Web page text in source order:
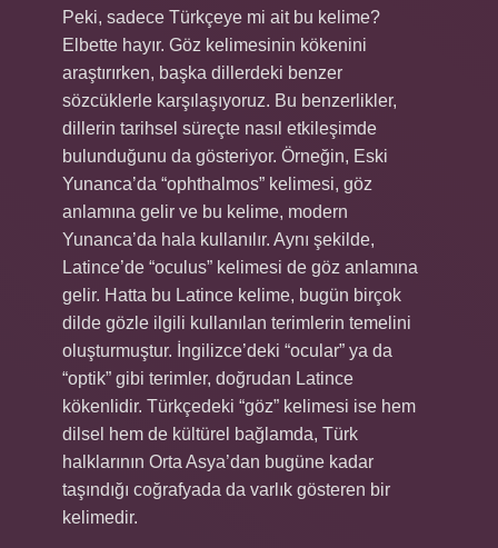
Peki, sadece Türkçeye mi ait bu kelime?
Elbette hayır. Göz kelimesinin kökenini
araştırırken, başka dillerdeki benzer
sözcüklerle karşılaşıyoruz. Bu benzerlikler,
dillerin tarihsel süreçte nasıl etkileşimde
bulunduğunu da gösteriyor. Örneğin, Eski
Yunanca’da “ophthalmos” kelimesi, göz
anlamına gelir ve bu kelime, modern
Yunanca’da hala kullanılır. Aynı şekilde,
Latince’de “oculus” kelimesi de göz anlamına
gelir. Hatta bu Latince kelime, bugün birçok
dilde gözle ilgili kullanılan terimlerin temelini
oluşturmuştur. İngilizce’deki “ocular” ya da
“optik” gibi terimler, doğrudan Latince
kökenlidir. Türkçedeki “göz” kelimesi ise hem
dilsel hem de kültürel bağlamda, Türk
halklarının Orta Asya’dan bugüne kadar
taşındığı coğrafyada da varlık gösteren bir
kelimedir.